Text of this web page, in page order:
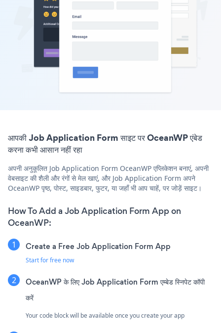
आपकी Job Application Form साइट पर OceanWP एंबेड
करना कभी आसान नहीं रहा
अपनी अनुकूलित Job Application Form OceanWP एप्लिकेशन बनाएं, अपनी
वेबसाइट की शैली और रंगों से मेल खाएं, और Job Application Form अपने
OceanWP पृष्ठ, पोस्ट, साइडबार, फुटर, या जहाँ भी आप चाहें, पर जोड़ें साइट।
How To Add a Job Application Form App on
OceanWP:
Create a Free Job Application Form App
Start for free now
OceanWP के लिए Job Application Form एम्बेड स्निपेट कॉपी
करें
Your code block will be available once you create your app